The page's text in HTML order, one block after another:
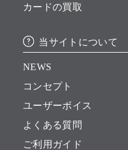
カードの買取
当サイトについて
NEWS
コンセプト
ユーザーボイス
よくある質問
ご利用ガイド